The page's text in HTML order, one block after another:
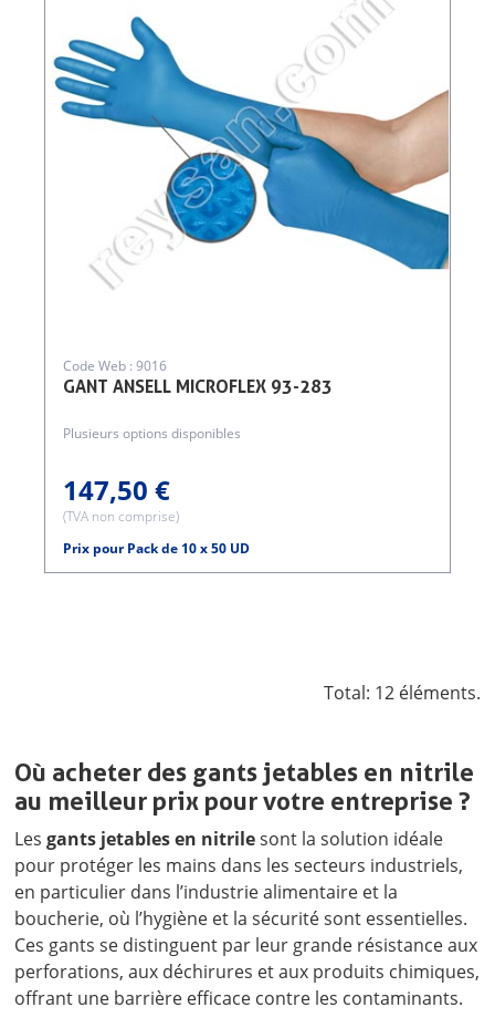
GANT ANSELL MICROFLEX 93-283
Code Web : 9016
Plusieurs options disponibles
147,50 €
(TVA non comprise)
Prix pour Pack de 10 x 50 UD
Total: 12 éléments.
Où acheter des gants jetables en nitrile
au meilleur prix pour votre entreprise ?
Lesgants jetables en nitrilesont la solution idéale
pour protéger les mains dans les secteurs industriels,
en particulier dans l’industrie alimentaire et la
boucherie, où l’hygiène et la sécurité sont essentielles.
Ces gants se distinguent par leur grande résistance aux
perforations, aux déchirures et aux produits chimiques,
offrant une barrière efficace contre les contaminants.